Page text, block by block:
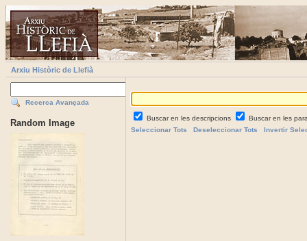
Arxiu Històric de Llefià
Recerca Avançada
Random Image Buscar en les descripcions
Buscar en les
Seleccionar Tots
Deseleccionar Tots Invertir